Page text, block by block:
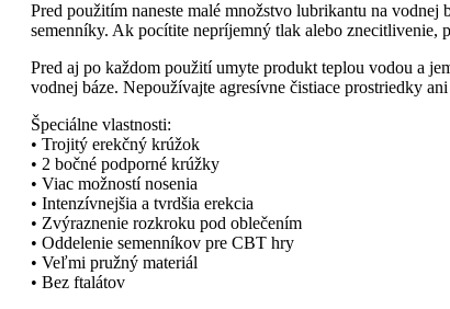
Pred použitím naneste malé množstvo lubrikantu na
semenníky. Ak pocítite nepríjemný tlak alebo znecitlivenie,
Pred aj po každom použití umyte produkt teplou vodou a
vodnej báze. Nepoužívajte agresívne čistiace prostriedky
Špeciálne vlastnosti:
• Trojitý erekčný krúžok
• 2 bočné podporné krúžky
• Viac možností nosenia
• Intenzívnejšia a tvrdšia erekcia
• Zvýraznenie rozkroku pod oblečením
• Oddelenie semenníkov pre CBT hry
• Veľmi pružný materiál
• Bez ftalátov